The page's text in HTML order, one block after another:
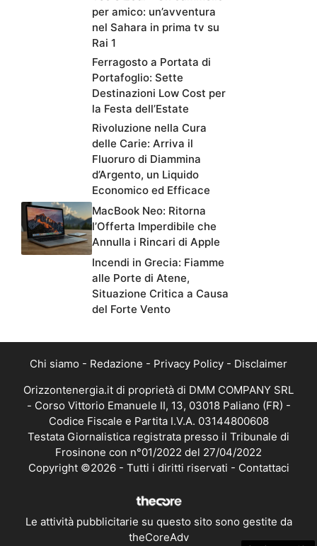
per amico: un’avventura
nel Sahara in prima tv su
Rai 1
Ferragosto a Portata di
Portafoglio: Sette
Destinazioni Low Cost per
la Festa dell’Estate
Rivoluzione nella Cura
delle Carie: Arriva il
Fluoruro di Diammina
d’Argento, un Liquido
Economico ed Efficace
MacBook Neo: Ritorna
l’Offerta Imperdibile che
Annulla i Rincari di Apple
Incendi in Grecia: Fiamme
alle Porte di Atene,
Situazione Critica a Causa
del Forte Vento
Chi siamo - Redazione - Privacy Policy - Disclaimer
Orizzontenergia.it di proprietà di DMM COMPANY SRL
- Corso Vittorio Emanuele II, 13, 03018 Paliano (FR) -
Codice Fiscale e Partita I.V.A. 03144800608
Testata Giornalistica registrata presso il Tribunale di
Frosinone con n°01/2022 del 27/04/2022
Copyright ©2026 - Tutti i diritti riservati - Contattaci
Le attività pubblicitarie su questo sito sono gestite da
theCoreAdv